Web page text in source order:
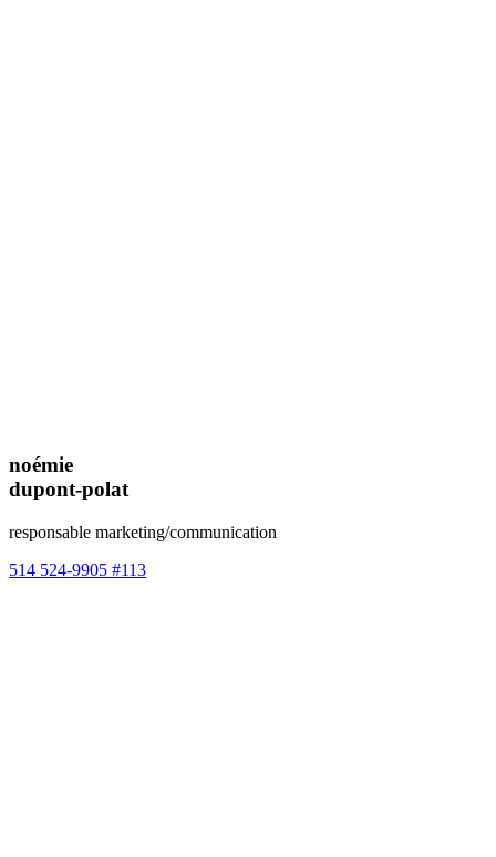
noémie
dupont-polat
responsable marketing/communication
514 524-9905 #113